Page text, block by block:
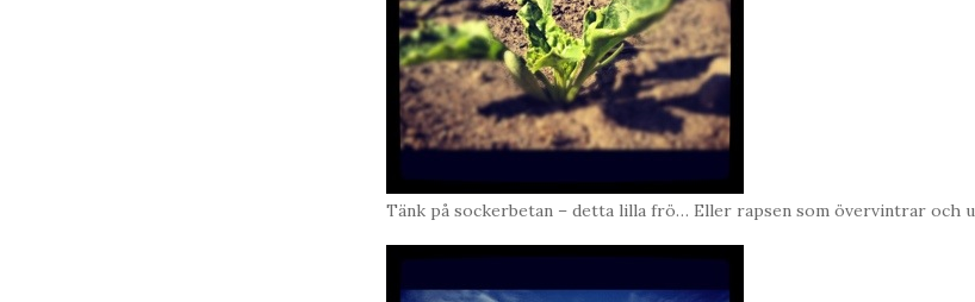
Tänk på sockerbetan – detta lilla frö… Eller rapsen som övervintrar och